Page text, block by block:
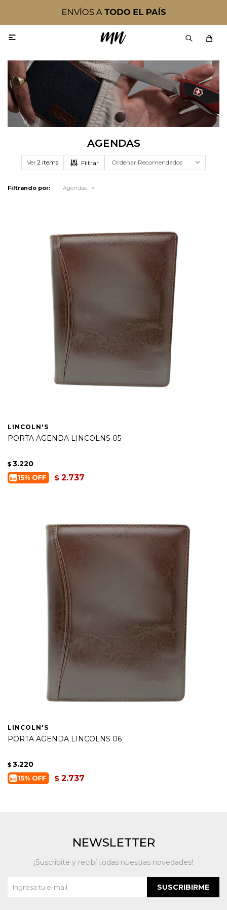

AGENDAS
Ver Recomendados
Filtrando por: Agendas
LINCOLN'S
PORTA AGENDA LINCOLNS 05
$ 3.220
$ 2.737
LINCOLN'S
PORTA AGENDA LINCOLNS 06
$ 3.220
$ 2.737
NEWSLETTER
¡Suscribite y recibí todas nuestras novedades!
SUSCRIBIRME